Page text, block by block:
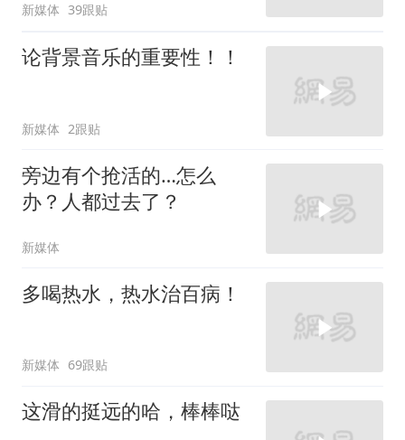
新媒体 39跟贴
论背景音乐的重要性！！
新媒体 2跟贴
旁边有个抢活的…怎么
办？人都过去了？
新媒体
多喝热水，热水治百病！
新媒体 69跟贴
这滑的挺远的哈，棒棒哒